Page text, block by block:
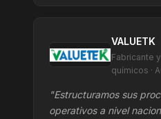
VALUETK
Fabricante
químicos ·
"Estructuramos sus
operativos a nivel